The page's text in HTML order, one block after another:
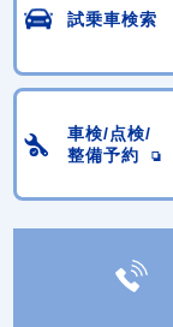
試乗車検索
車検/点検/
整備予約